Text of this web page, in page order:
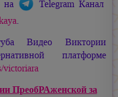
на
Telegram Канал
.
Видео Виктории
платформе
victoriara
ПреобРАженской за